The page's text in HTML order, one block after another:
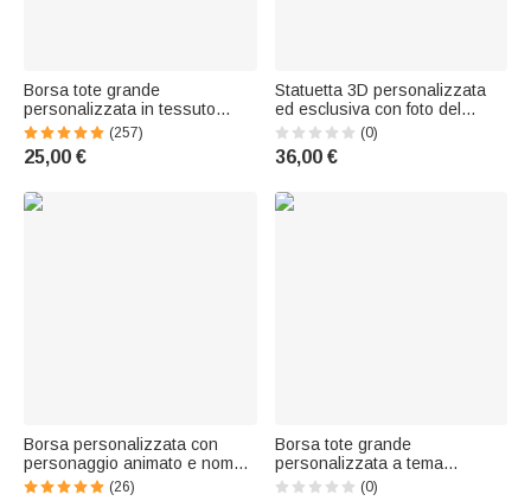
Borsa tote grande
personalizzata in tessuto
Oxford con infermiera in stile
cartone animato, nome e titolo
- Regalo di compleanno per
(257)
25,00 €
Statuetta 3D personalizzata
ed esclusiva con foto del
personale medico, con nome e
base in legno: decorazione da
scrivania, regalo di
ringraziamento per medici,
(0)
36,00 €
Borsa personalizzata con
personaggio animato e nome,
tessuto Oxford con tasca a
(26)
Borsa tote grande
personalizzata a tema
sanitario con stetoscopio,
(0)